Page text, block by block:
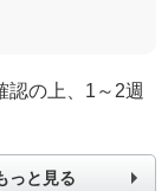
の上、1～2週
っと見る